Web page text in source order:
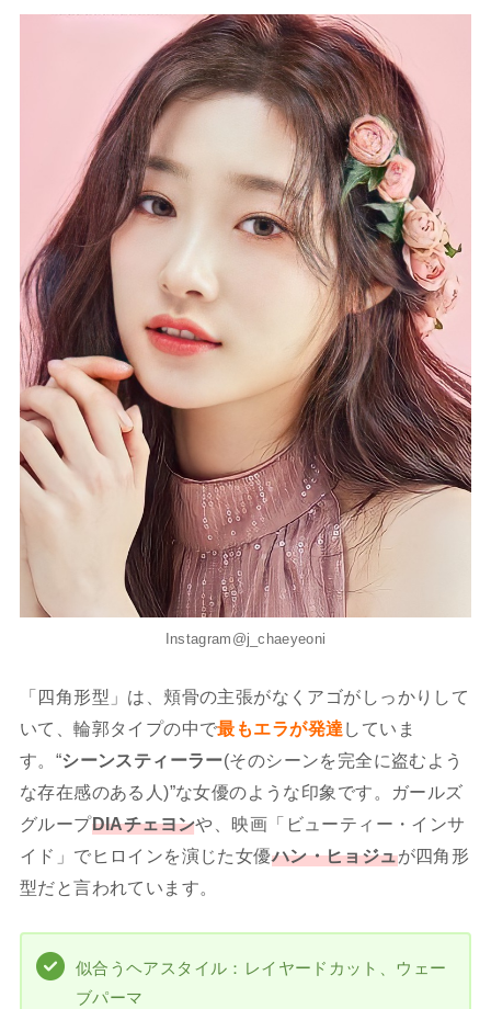
Instagram@j_chaeyeoni
「四角形型」は、頬骨の主張がなくアゴがしっかりして
いて、輪郭タイプの中で最もエラが発達 していま
す。“シーンスティーラー(そのシーンを完全に盗むよう
な存在感のある人)”な女優のような印象です。ガールズ
グループDIAチェヨンや、映画「ビューティー・インサ
イド」でヒロインを演じた女優ハン・ヒョジュが四角形
型だと言われています。
似合うヘアスタイル：レイヤードカット、ウェー
ブパーマ